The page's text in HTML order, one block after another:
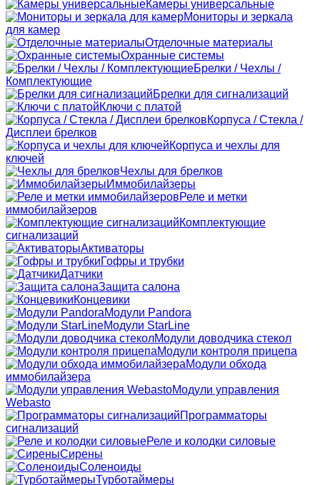
Камеры универсальные
Мониторы и зеркала
для камер
Отделочные материалы
Охранные системы
Брелки / Чехлы /
Комплектующие
Брелки для сигнализаций
Ключи с платой
Корпуса / Стекла /
Дисплеи брелков
Корпуса и чехлы для
ключей
Чехлы для брелков
Иммобилайзеры
Реле и метки
иммобилайзеров
Комплектующие
сигнализаций
Активаторы
Гофры и трубки
Датчики
Защита салона
Концевики
Модули Pandora
Модули StarLine
Модули доводчика стекол
Модули контроля прицепа
Модули обхода
иммобилайзера
Модули управления
Webasto
Программаторы
сигнализаций
Реле и колодки силовые
Сирены
Соленоиды
Турботаймеры